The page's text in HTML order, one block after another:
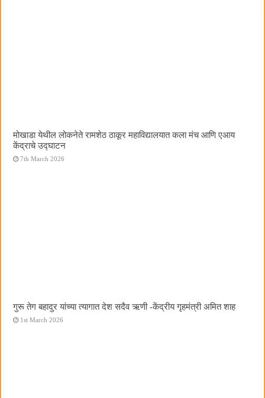
मोखाडा येथील लोकनेते रामशेठ ठाकूर महाविद्यालयात कला मंच आणि एआय
केंद्राचे उद्घाटन
7th March 2026
गुरू तेग बहादुर यांच्या त्यागात देश सदैव ऋणी -केंद्रीय गृहमंत्री अमित शाह
1st March 2026